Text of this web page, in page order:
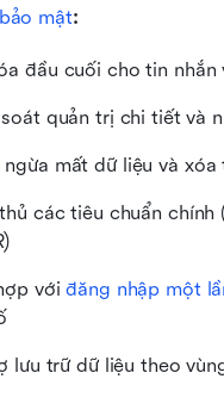
mật:
đầu cuối cho tin nhắn
quản trị chi tiết và
ngừa mất dữ liệu và xóa
các tiêu chuẩn chính
với đăng nhập một
lưu trữ dữ liệu theo